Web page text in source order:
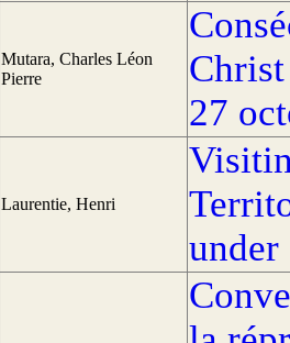
Mutara, Charles Léon
Pierre
27
Laurentie, Henri